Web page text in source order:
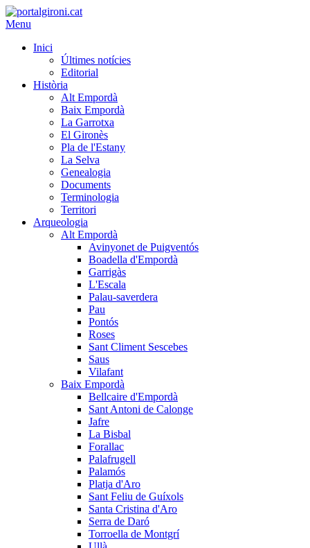
Menu
Inici
Últimes notícies
Editorial
Història
Alt Empordà
Baix Empordà
La Garrotxa
El Gironès
Pla de l'Estany
La Selva
Genealogia
Documents
Terminologia
Territori
Arqueologia
Alt Empordà
Avinyonet de Puigventós
Boadella d'Empordà
Garrigàs
L'Escala
Palau-saverdera
Pau
Pontós
Roses
Sant Climent Sescebes
Saus
Vilafant
Baix Empordà
Bellcaire d'Empordà
Sant Antoni de Calonge
Jafre
La Bisbal
Forallac
Palafrugell
Palamós
Platja d'Aro
Sant Feliu de Guíxols
Santa Cristina d'Aro
Serra de Daró
Torroella de Montgrí